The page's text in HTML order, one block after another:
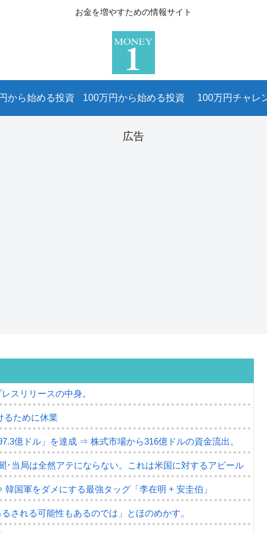
お金を増やすための情報サイト
から始める投資 100万円から始める投資 100万円チャレ
広告
スリリースの中身。
ために休業
億ドル」を達成 ⇒ 株式市場から316億ドルの資金流出。
当局は全然アテにならない。これは米国に対するアピール
国軍をダメにする最強タッグ「李在明 + 安圭伯」
される可能性もあるのでは」とほのめかす。